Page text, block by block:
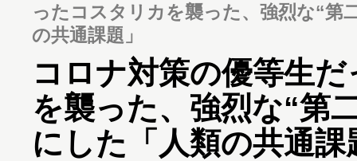
ったコスタリカを襲った、強烈な“第
の共通課題」
コロナ対策の優等生
を襲った、強烈な“第
にした「人類の共通課